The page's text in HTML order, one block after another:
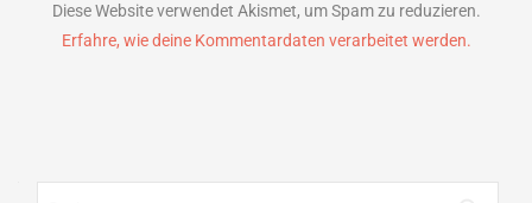
Diese Website verwendet Akismet, um Spam zu reduzieren.
Erfahre, wie deine Kommentardaten verarbeitet werden.